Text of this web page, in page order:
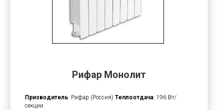
Рифар Монолит
Призводитель: Рифар (Россия) Теплоотдача: 196 Вт/
секции